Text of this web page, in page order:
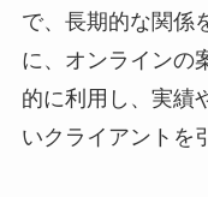
で、長期的な関係
に、オンラインの
的に利用し、実績
いクライアントを